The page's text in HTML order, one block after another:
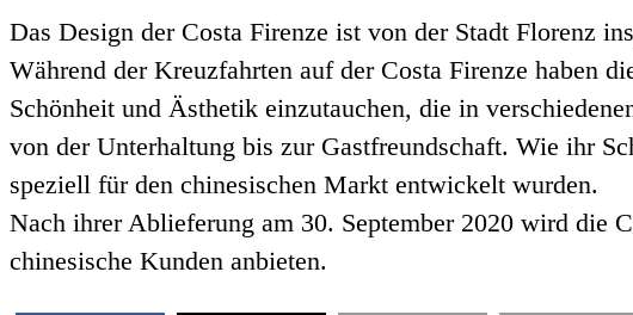
Das Design der Costa Firenze ist von der Stadt Florenz
Während der Kreuzfahrten auf der Costa Firenze haben
Schönheit und Ästhetik einzutauchen, die in
von der Unterhaltung bis zur Gastfreundschaft. Wie ihr
speziell für den chinesischen Markt entwickelt wurden.
Nach ihrer Ablieferung am 30. September 2020 wird die
chinesische Kunden anbieten.